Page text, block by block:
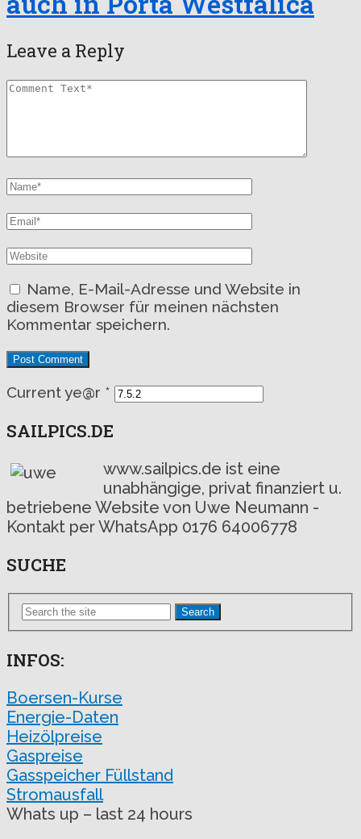
Leave a Reply
Name, E-Mail-Adresse und Website in
diesem Browser für meinen nächsten
Kommentar speichern.
Current ye@r *
SAILPICS.DE
www.sailpics.de ist eine
unabhängige, privat finanziert u.
betriebene Website von Uwe Neumann -
Kontakt per WhatsApp 0176 64006778
SUCHE
Search
INFOS:
Boersen-Kurse
Energie-Daten
Heizölpreise
Gaspreise
Gasspeicher Füllstand
Stromausfall
Whats up – last 24 hours